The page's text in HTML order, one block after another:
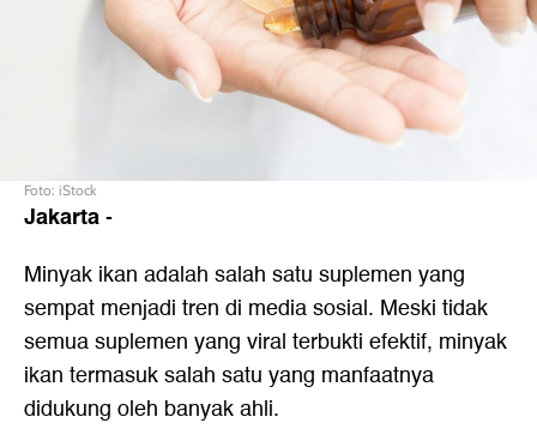
Foto: iStock
Jakarta-
Minyak ikan adalah salah satu suplemen yang
sempat menjadi tren di media sosial. Meski tidak
semua suplemen yang viral terbukti efektif, minyak
ikan termasuk salah satu yang manfaatnya
didukung oleh banyak ahli.